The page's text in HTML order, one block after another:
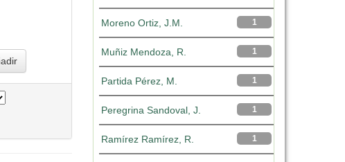
1
Moreno Ortiz, J.M.
1
Muñiz Mendoza, R.
1
Partida Pérez, M.
1
Peregrina Sandoval, J.
1
Ramírez Ramírez, R.